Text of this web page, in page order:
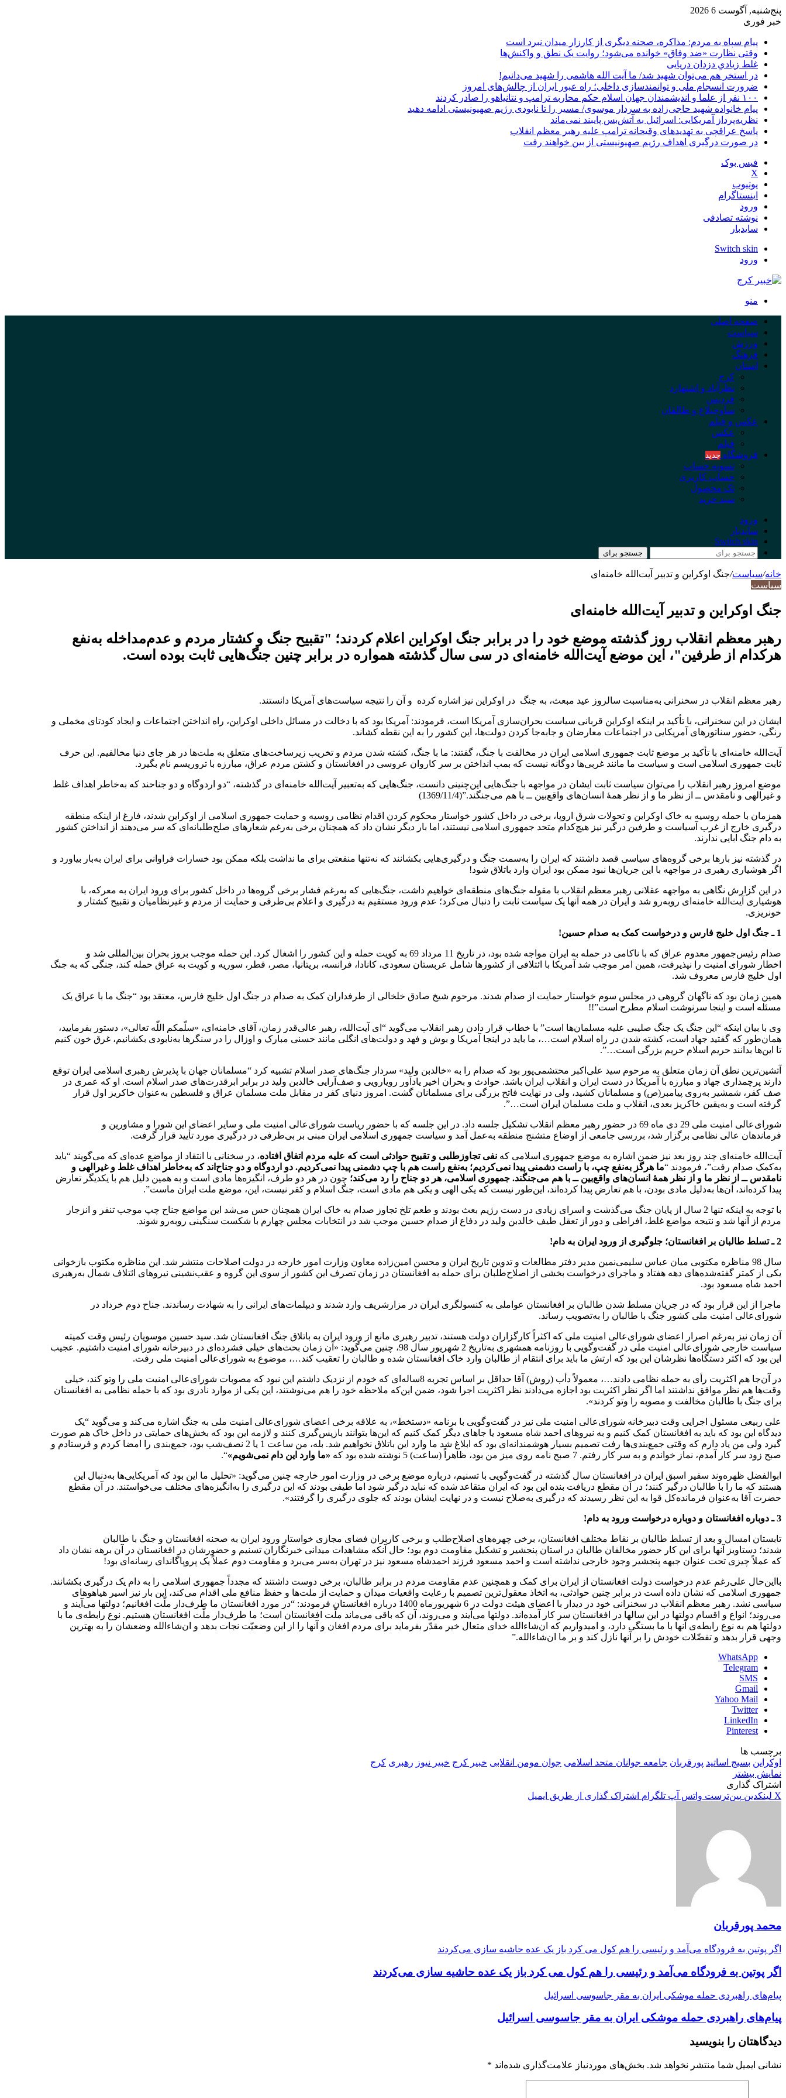
پنج‌شنبه, آگوست 6 2026
خبر فوری
پیام سپاه به مردم: مذاکره، صحنه دیگری از کارزار میدان نبرد است
وقتی نظارت «ضد وفاق» خوانده می‌شود؛ روایت یک نطق و واکنش‌ها
غلط زیادیِ دزدان دریایی
در استخر هم می‌توان شهید شد/ ما آیت الله هاشمی را شهید می‌دانیم!
ضرورت انسجام ملی و توانمندسازی داخلی؛ راه عبور ایران از چالش‌های امروز
۱۰۰ نفر از علما و اندیشمندان جهان اسلام حکم محاربه ترامپ و نتانیاهو را صادر کردند
پیام خانواده شهید حاجی‌زاده به سردار موسوی/ مسیر را تا نابودی رژیم صهیونیستی ادامه دهید
نظریه‌پرداز آمریکایی: اسرائیل به آتش‌بس پایبند نمی‌ماند
پاسخ عراقچی به تهدیدهای وقیحانه ترامپ علیه رهبر معظم انقلاب
در صورت درگیری اهداف رژیم صهیونیستی از بین خواهند رفت
فیس بوک
X
یوتیوب
اینستاگرام
ورود
نوشته تصادفی
سایدبار
Switch skin
ورود
منو
صفحه اصلی
سیاست
ورزش
فرهنگ
استان
کرج
نظرآباد و اشتهارد
فردیس
ساوجبلاغ و طالقان
عکس و فیلم
عکس
فیلم
فروشگاه جدید
تسویه حساب
حساب کاربری
تک محصول
سبد خرید
ورود
سایدبار
Switch skin
جستجو برای
خانه/سیاست/جنگ اوکراین و تدبیر آیت‌الله خامنه‌ای
سیاست
جنگ اوکراین و تدبیر آیت‌الله خامنه‌ای
رهبر معظم انقلاب روز گذشته موضع خود را در برابر جنگ اوکراین اعلام کردند؛ "تقبیح جنگ و کشتار مردم و عدم‌مداخله به‌نفع
هرکدام از طرفین"، این موضع آیت‌الله خامنه‌ای در سی سال گذشته همواره در برابر چنین جنگ‌هایی ثابت بوده است.
رهبر معظم انقلاب در سخنرانی به‌مناسبت سالروز عید مبعث، به جنگ در اوکراین نیز اشاره کرده و آن را نتیجه سیاست‌های آمریکا دانستند.
ایشان در این سخنرانی، با تأکید بر اینکه اوکراین قربانی سیاست بحران‌سازی آمریکا است، فرمودند: آمریکا بود که با دخالت در مسائل داخلی اوکراین، راه انداختن اجتماعات و ایجاد کودتای مخملی و
رنگی، حضور سناتورهای آمریکایی در اجتماعات معارضان و جابه‌جا کردن دولت‌ها، این کشور را به این نقطه کشاند.
آیت‌الله خامنه‌ای با تأکید بر موضع ثابت جمهوری اسلامی ایران در مخالفت با جنگ، گفتند: ما با جنگ، کشته شدن مردم و تخریب زیرساخت‌های متعلق به ملت‌ها در هر جای دنیا مخالفیم. این حرف
ثابت جمهوری اسلامی است و سیاست ما مانند غربی‌ها دوگانه نیست که بمب انداختن بر سر کاروان عروسی در افغانستان و کشتن مردم عراق، مبارزه با تروریسم نام بگیرد.
موضع امروز رهبر انقلاب را می‌توان سیاست ثابت ایشان در مواجهه با جنگ‌هایی این‌چنینی دانست، جنگ‌هایی که به‌تعبیر آیت‌الله خامنه‌ای در گذشته، “دو اردوگاه و دو جناحند که به‌خاطر اهداف غلط
و غیرالهی و نامقدس ــ از نظر ما و از نظر همهٔ انسان‌های واقع‌بین ــ با هم می‌جنگند.”(1369/11/4)
همزمان با حمله روسیه به خاک اوکراین و تحولات شرق اروپا، برخی در داخل کشور خواستار محکوم کردن اقدام نظامی روسیه و حمایت جمهوری اسلامی از اوکراین شدند، فارغ از اینکه منطقه
درگیری خارج از غرب آسیاست و طرفین درگیر نیز هیچ‌کدام متحد جمهوری اسلامی نیستند، اما بار دیگر نشان داد که همچنان برخی به‌رغم شعارهای صلح‌طلبانه‌ای که سر می‌دهند از انداختن کشور
به دام جنگ ابایی ندارند.
در گذشته نیز بارها برخی گروه‌های سیاسی قصد داشتند که ایران را به‌سمت جنگ و درگیری‌هایی بکشانند که نه‌تنها منفعتی برای ما نداشت بلکه ممکن بود خسارات فراوانی برای ایران به‌بار بیاورد و
اگر هوشیاری رهبری در مواجهه با این جریان‌ها نبود ممکن بود ایران وارد باتلاق شود!
در این گزارش نگاهی به مواجهه عقلانی رهبر معظم انقلاب با مقوله جنگ‌های منطقه‌ای خواهیم داشت، جنگ‌هایی که به‌رغم فشار برخی گروه‌ها در داخل کشور برای ورود ایران به معرکه، با
هوشیاری آیت‌الله خامنه‌ای روبه‌رو شد و ایران در همه آنها یک سیاست ثابت را دنبال می‌کرد؛ عدم ورود مستقیم به درگیری و اعلام بی‌طرفی و حمایت از مردم و غیرنظامیان و تقبیح کشتار و
خونریزی.
1 ـ جنگ اول خلیج فارس و درخواست کمک به صدام حسین!
صدام رئیس‌جمهور معدوم عراق که با ناکامی در حمله به ایران مواجه شده بود، در تاریخ 11 مرداد 69 به کویت حمله و این کشور را اشغال کرد. این حمله موجب بروز بحران بین‌المللی شد و
اخطار شورای امنیت را نپذیرفت، همین امر موجب شد آمریکا با ائتلافی از کشورها شامل عربستان سعودی، کانادا، فرانسه، بریتانیا، مصر، قطر، سوریه و کویت به عراق حمله کند، جنگی که به جنگ
اول خلیج فارس معروف شد.
همین زمان بود که ناگهان گروهی در مجلس سوم خواستار حمایت از صدام شدند. مرحوم شیخ صادق خلخالی از طرفداران کمک به صدام در جنگ اول خلیج فارس، معتقد بود “جنگ ما با عراق یک
مسئله است و اینجا سرنوشت اسلام مطرح است”!!
وی با بیان اینکه “این جنگ یک جنگ صلیبی علیه مسلمان‌ها است” با خطاب قرار دادن رهبر انقلاب می‌گوید “ای آیت‌الله، رهبر عالی‌قدر زمان، آقای خامنه‌ای، «سلّمکم اللّه تعالی»، دستور بفرمایید،
همان‌طور که گفتید جهاد است، کشته شدن در راه اسلام است…، ما باید در اینجا آمریکا و بوش و فهد و دولت‌های انگلی مانند حسنی مبارک و اوزال را در سنگر‌ها به‌نابودی بکشانیم، غرق خون کنیم
تا این‌ها بدانند حریم اسلام حریم بزرگی است…”.
آتشین‌ترین نطق آن زمان متعلق به مرحوم سید علی‌اکبر محتشمی‌پور بود که صدام را به «خالدبن ولید» سردار جنگ‌های صدر اسلام تشبیه کرد “مسلمانان جهان با پذیرش رهبری اسلامی ایران توقع
دارند پرچمداری جهاد و مبارزه با آمریکا در دست ایران و انقلاب ایران باشد. حوادث و بحران اخیر یادآور رویارویی و صف‌آرایی خالدبن ‌ولید در برابر ابرقدرت‌های صدر اسلام است. او که عمری در
صف کفر، شمشیر به‌روی پیامبر(ص) و مسلمانان کشید، ولی در ‌‌‌نهایت فاتح بزرگی برای مسلمانان گشت. امروز دنیای کفر در مقابل ملت مسلمان عراق و فلسطین به‌عنوان خاکریز اول قرار
گرفته است و‌ به‌یقین خاکریز بعدی، انقلاب و ملت مسلمان ایران است…”.
شورای‌عالی امنیت ملی 29 دی ماه 69 در حضور رهبر معظم انقلاب تشکیل جلسه داد. در این جلسه که با حضور ریاست شورای‌عالی امنیت ملی و سایر اعضای این شورا و مشاورین و
فرماندهان عالی نظامی برگزار شد،‌ بررسی جامعی از اوضاع متشنج منطقه به‌عمل آمد و سیاست جمهوری اسلامی ایران مبنی بر بی‌طرفی در درگیری مورد تأیید قرار گرفت.
آیت‌الله خامنه‌ای چند روز بعد نیز ضمن اشاره به موضع جمهوری اسلامی که نفی تجاوزطلبی و تقبیح حوادثی است که علیه مردم اتفاق افتاده، در سخنانی با انتقاد از مواضع عده‌ای که می‌گویند “باید
به‌کمک صدام رفت”، فرمودند “ما هرگز به‌نفع چپ، با راست دشمنی پیدا نمی‌کردیم؛ به‌نفع راست هم با چپ دشمنی پیدا نمی‌کردیم. دو اردوگاه و دو جناح‌اند که به‌خاطر اهداف غلط و غیرالهی و
نامقدس ــ از نظر ما و از نظر همهٔ انسان‌های واقع‌بین ــ با هم می‌جنگند. جمهوری اسلامی، هر دو جناح را رد می‌کند؛ چون در هر دو طرف، انگیزه‌ها مادی است و به همین دلیل هم با یکدیگر تعارض
پیدا کرده‌اند، آن‌ها به‌دلیل مادی بودن، با هم تعارض پیدا کرده‌اند، این‌طور نیست که یکی الهی و یکی هم مادی است، جنگ اسلام و کفر نیست، این، موضع ملت ایران ماست”.
با توجه به اینکه تنها 2 سال از پایان جنگ می‌گذشت و اسرای زیادی در دست رژیم بعث بودند و طعم تلخ تجاوز صدام به خاک ایران همچنان حس می‌شد این مواضع جناح چپ موجب تنفر و انزجار
مردم از آنها شد و نتیجه مواضع غلط، افراطی و دور از تعقل طیف خالدبن ولید در دفاع از صدام حسین موجب شد در انتخابات مجلس چهارم با شکست سنگینی روبه‌رو شوند.
2 ـ تسلط طالبان بر افغانستان؛ جلوگیری از ورود ایران به دام!
سال 98 مناظره مکتوبی میان عباس سلیمی‌نمین مدیر دفتر مطالعات و تدوین تاریخ ایران و محسن امین‌زاده معاون وزارت امور خارجه در دولت اصلاحات منتشر شد. این مناظره مکتوب بازخوانی
یکی از کمتر گفته‌شده‌های دهه هفتاد و ماجرای درخواست بخشی از اصلاح‌طلبان برای حمله به افغانستان در زمان تصرف این کشور از سوی این گروه و عقب‌نشینی نیروهای ائتلاف شمال به‌رهبری
احمد شاه مسعود بود.
ماجرا از این قرار بود که در جریان مسلط شدن طالبان بر افغانستان عواملی به کنسولگری ایران در مزارشریف وارد شدند و دیپلمات‌های ایرانی را به شهادت رساندند. جناح دوم خرداد در
شورای‌عالی امنیت ملی کشور جنگ با طالبان را به‌تصویب رساند.
آن زمان نیز به‌رغم اصرار اعضای شورای‌عالی امنیت ملی که اکثراً کارگزاران دولت هستند، تدبیر رهبری مانع از ورود ایران به باتلاق جنگ افغانستان شد. سید حسین موسویان رئیس وقت کمیته
سیاست خارجی شورای‌عالی امنیت ملی در گفت‌وگویی با روزنامه همشهری به‌تاریخ 2 شهریور سال 98، چنین می‌گوید: «آن زمان بحث‌های خیلی فشرده‌ای در دبیرخانه شورای امنیت داشتیم. عجیب
این بود که اکثر دستگاه‌ها نظرشان این بود که ارتش ما باید برای انتقام از طالبان وارد خاک افغانستان شده و طالبان را تعقیب کند…، موضوع به شورای‌عالی امنیت ملی رفت.
در آن‌جا هم اکثریت رأی به حمله نظامی دادند…، معمولاً دأب (روش) آقا حداقل بر اساس تجربه 8ساله‌ای که خودم از نزدیک داشتم این نبود که مصوبات شورای‌عالی امنیت ملی را وتو کند، خیلی
وقت‌ها هم نظر موافق نداشتند اما اگر نظر اکثریت بود اجازه می‌دادند نظر اکثریت اجرا شود، ضمن این‌که ملاحظه خود را هم می‌نوشتند، این یکی از موارد نادری بود که با حمله نظامی به افغانستان
برای جنگ با طالبان مخالفت و مصوبه را وتو کردند».
علی ربیعی مسئول اجرایی وقت دبیرخانه شورای‌عالی امنیت ملی نیز در گفت‌وگویی با برنامه «دستخط»، به علاقه برخی اعضای شورای‌عالی امنیت ملی به جنگ اشاره می‌کند و می‌گوید “یک
دیدگاه این بود که باید به افغانستان کمک کنیم و به نیروهای احمد شاه مسعود یا جاهای دیگر کمک کنیم که این‌ها بتوانند بازپس‌گیری کنند و لازمه این بود که بخش‌های حمایتی در داخل خاک هم صورت
گیرد ولی من یاد دارم که وقتی جمع‌بندی‌ها رفت تصمیم بسیار هوشمندانه‌ای بود که ابلاغ شد ما وارد این باتلاق نخواهیم شد. بله، من ساعت 1 یا 2 نصف‌شب بود، جمع‌بندی را امضا کردم و فرستادم و
صبح زود سر کار آمدم، نماز خواندم و به سر کار رفتم. 7 صبح نامه روی میز من بود، ظاهراً (ساعت) ‌5 نوشته شده بود که
«ما وارد این دام نمی‌‌شویم»“.
ابوالفضل ظهره‌وند سفیر اسبق ایران در افغانستان سال گذشته در گفت‌وگویی با تسنیم، درباره موضع برخی در وزارت امور خارجه چنین می‌گوید: «تحلیل ما این بود که آمریکایی‌ها به‌دنبال این
هستند که ما را با طالبان درگیر کنند؛ در آن مقطع دریافت بنده این بود که ایران متقاعد شده که نباید درگیر شود اما طیفی بودند که این درگیری را به‌انگیزه‌های مختلف می‌خواستند. در آن مقطع
حضرت آقا به‌عنوان فرمانده‌کل قوا به این نظر رسیدند که درگیری به‌صلاح نیست و در نهایت ایشان بودند که جلوی درگیری را گرفتند».
3 ـ دوباره افغانستان و دوباره درخواست ورود به دام!
تابستان امسال و بعد از تسلط طالبان بر نقاط مختلف افغانستان، برخی چهره‌های اصلاح‌طلب و برخی کاربران فضای مجازی خواستار ورود ایران به صحنه افغانستان و جنگ با طالبان
شدند؛ دستاویز آنها برای این کار حضور مخالفان طالبان در استان پنجشیر و تشکیل مقاومت دوم بود؛ حال آنکه مشاهدات میدانی خبرنگاران تسنیم و حضورشان در افغانستان در آن برهه نشان داد
که عملاً چیزی تحت عنوان جبهه پنجشیر وجود خارجی نداشته است و احمد مسعود فرزند احمدشاه مسعود نیز در تهران به‌سر می‌برد و مقاومت دوم عملاً یک پروپاگاندای رسانه‌ای بود!
بااین‌حال علی‌رغم عدم درخواست دولت افغانستان از ایران برای کمک و همچنین عدم مقاومت مردم در برابر طالبان، برخی دوست داشتند که مجدداً جمهوری اسلامی را به دام یک درگیری بکشانند.
جمهوری اسلامی که نشان داده است در برابر چنین حوادثی، به اتخاذ معقول‌ترین تصمیم با رعایت واقعیات میدان و حمایت از ملت‌ها و حفظ منافع ملی اقدام می‌کند، این بار نیز اسیر هیاهوهای
سیاسی نشد. رهبر معظم انقلاب در سخنرانی خود در دیدار با اعضای هیئت دولت در 6 شهریورماه 1400 درباره افغانستان فرمودند: “در مورد افغانستان ما طرف‌دار ملّت افغانیم؛ دولتها می‌آیند و
می‌روند؛ انواع و اقسام دولتها در این سالها در افغانستان سر کار آمده‌اند. دولتها می‌آیند و می‌روند، آن که باقی می‌ماند ملّت افغانستان است؛ ما طرف‌دار ملّت افغانستان هستیم. نوع رابطه‌ی ما با
دولتها هم به نوع رابطه‌ی آنها با ما بستگی دارد، و امیدواریم که ان‌شاءالله خدای متعال خیر مقدّر بفرماید برای مردم افغان و آنها را از این وضعیّت نجات بدهد و ان‌شاءالله وضعشان را به بهترین
وجهی قرار بدهد و تفضّلات خودش را بر آنها نازل کند و بر ما ان‌شاءالله.”
WhatsApp
Telegram
SMS
Gmail
Yahoo Mail
Twitter
LinkedIn
Pinterest
برچسب ها
اوکراین بسیج اساتید پورقربان جامعه جوانان متحد اسلامی جوان مومن انقلابی خبیر کرج خبیر نیوز رهبری کرج
نمایش بیشتر
اشتراک گذاری
X لینکدین ‫پین‌ترست واتس آپ تلگرام اشتراک گذاری از طریق ایمیل
محمد پورقربان
اگر پوتین به فرودگاه می‌آمد و رئیسی را هم کول می کرد باز یک عده حاشیه سازی می‌کردند
اگر پوتین به فرودگاه می‌آمد و رئیسی را هم کول می کرد باز یک عده حاشیه سازی می‌کردند
پیام‌های راهبردی حمله موشکی ایران به مقر جاسوسی اسرائیل
پیام‌های راهبردی حمله موشکی ایران به مقر جاسوسی اسرائیل
دیدگاهتان را بنویسید
نشانی ایمیل شما منتشر نخواهد شد. بخش‌های موردنیاز علامت‌گذاری شده‌اند *